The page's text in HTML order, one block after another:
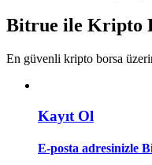
Kopya Tüccarı Olun
Kâr paylaşımı ve
Bitrue ile Kripto
En güvenli kripto borsa
Kayıt Ol
E-posta adresinizle